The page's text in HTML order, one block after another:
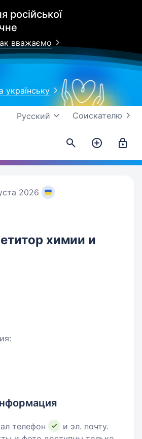
російської
вважаємо
українську
Соискателю
Русский
2026
химии и
телефон
и эл. почту.